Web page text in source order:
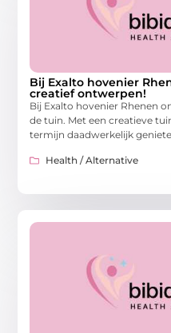
Bij Exalto hovenier
creatief ontwerpen!
Bij Exalto hovenier Rhenen
de tuin. Met een creatieve
termijn daadwerkelijk
Health / Alternative